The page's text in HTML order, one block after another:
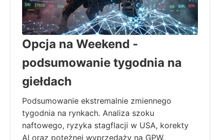
Opcja na Weekend -
podsumowanie tygodnia na
giełdach
Podsumowanie ekstremalnie zmiennego
tygodnia na rynkach. Analiza szoku
naftowego, ryzyka stagflacji w USA, korekty
AI oraz potężnej wyprzedaży na GPW.